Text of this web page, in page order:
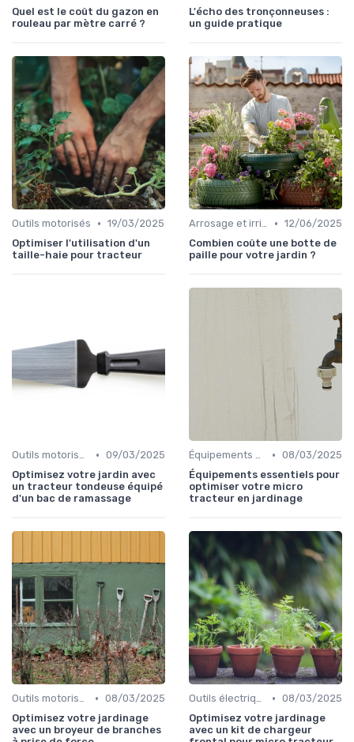
Quel est le coût du gazon en
rouleau par mètre carré ?
L'écho des tronçonneuses :
un guide pratique
Outils motorisés • 19/03/2025
Optimiser l'utilisation d'un
taille-haie pour tracteur
Arrosage et irrigation • 12/06/2025
Combien coûte une botte de
paille pour votre jardin ?
Outils motorisés • 09/03/2025
Optimisez votre jardin avec
un tracteur tondeuse équipé
d'un bac de ramassage
Équipements de protection • 08/03/2025
Équipements essentiels pour
optimiser votre micro
tracteur en jardinage
Outils motorisés • 08/03/2025
Optimisez votre jardinage
avec un broyeur de branches
Outils électriques • 08/03/2025
Optimisez votre jardinage
avec un kit de chargeur